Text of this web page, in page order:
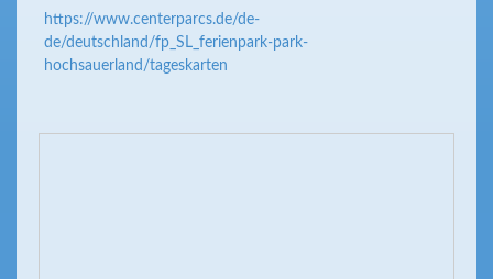
https://www.centerparcs.de/de-
de/deutschland/fp_SL_ferienpark-park-
hochsauerland/tageskarten